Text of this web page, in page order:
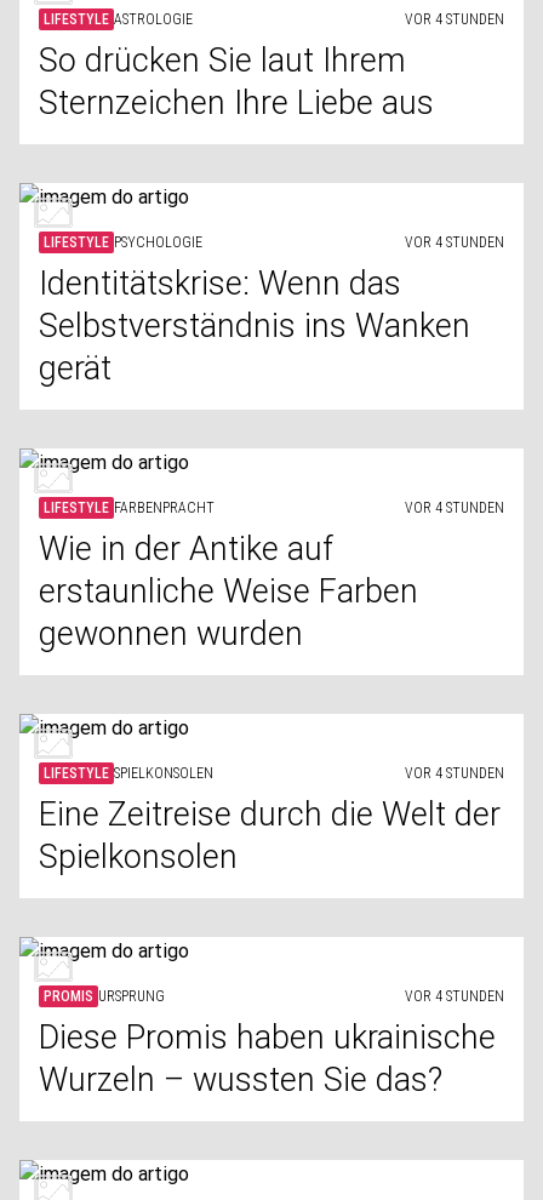
LIFESTYLE ASTROLOGIE VOR 4 STUNDEN
So drücken Sie laut Ihrem
Sternzeichen Ihre Liebe aus
LIFESTYLE PSYCHOLOGIE VOR 4 STUNDEN
Identitätskrise: Wenn das
Selbstverständnis ins Wanken
gerät
LIFESTYLE FARBENPRACHT VOR 4 STUNDEN
Wie in der Antike auf
erstaunliche Weise Farben
gewonnen wurden
LIFESTYLE SPIELKONSOLEN VOR 4 STUNDEN
Eine Zeitreise durch die Welt der
Spielkonsolen
PROMIS URSPRUNG VOR 4 STUNDEN
Diese Promis haben ukrainische
Wurzeln – wussten Sie das?